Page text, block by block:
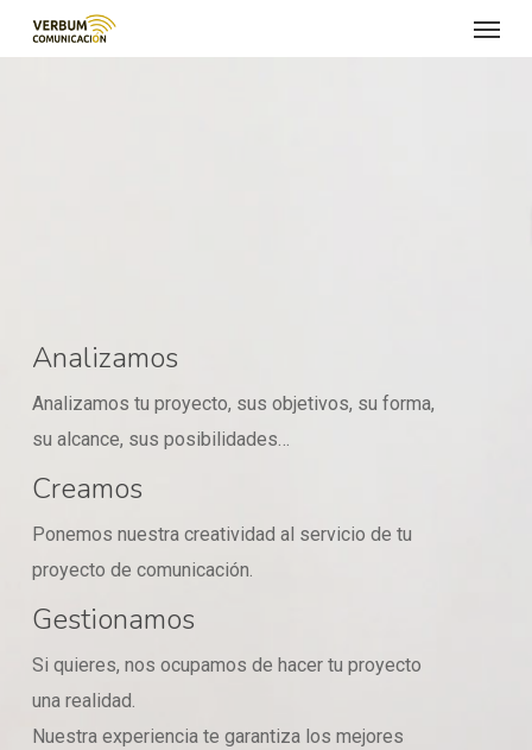
Skip
to
Analizamos
Analizamos tu proyecto, sus objetivos, su forma,
su alcance, sus posibilidades…
Creamos
Ponemos nuestra creatividad al servicio de tu
proyecto de comunicación.
Gestionamos
Si quieres, nos ocupamos de hacer tu proyecto
una realidad.
Nuestra experiencia te garantiza los mejores